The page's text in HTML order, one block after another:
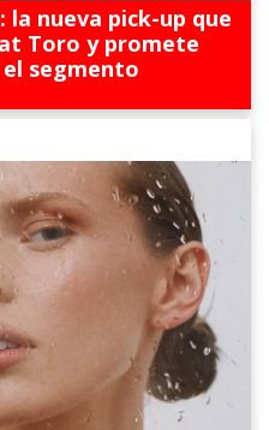
la nueva pick-up que
Toro y promete
segmento